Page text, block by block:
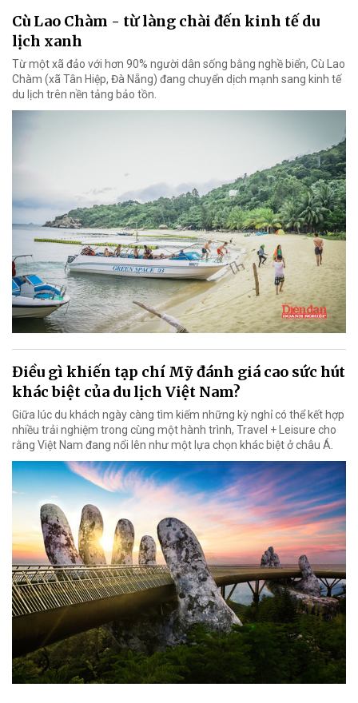
Cù Lao Chàm - từ làng chài đến kinh tế du
lịch xanh
Từ một xã đảo với hơn 90% người dân sống bằng nghề biển, Cù Lao
Chàm (xã Tân Hiệp, Đà Nẵng) đang chuyển dịch mạnh sang kinh tế
du lịch trên nền tảng bảo tồn.
Điều gì khiến tạp chí Mỹ đánh giá cao sức hút
khác biệt của du lịch Việt Nam?
Giữa lúc du khách ngày càng tìm kiếm những kỳ nghỉ có thể kết hợp
nhiều trải nghiệm trong cùng một hành trình, Travel + Leisure cho
rằng Việt Nam đang nổi lên như một lựa chọn khác biệt ở châu Á.